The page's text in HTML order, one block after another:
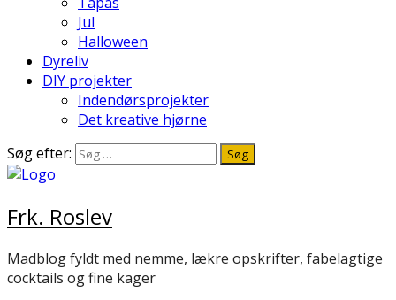
Jul
Halloween
Dyreliv
DIY projekter
Indendørsprojekter
Det kreative hjørne
Søg efter:
Frk. Roslev
Madblog fyldt med nemme, lækre opskrifter, fabelagtige
cocktails og fine kager